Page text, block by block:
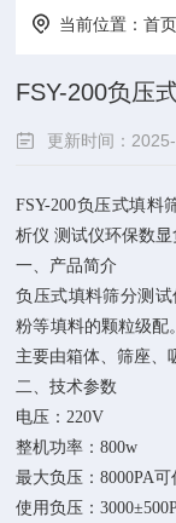
当前位置：首页
FSY-200负压
更新时间：
FSY-200负压式填料
析仪 测试仪环保数
一、产品简介
负压式填料筛分测
粉等填料的颗粒级配
主要由箱体、筛座、
二、技术参数
电压：220V
整机功率：800w
最大负压：8000PA可
使用负压：3000±